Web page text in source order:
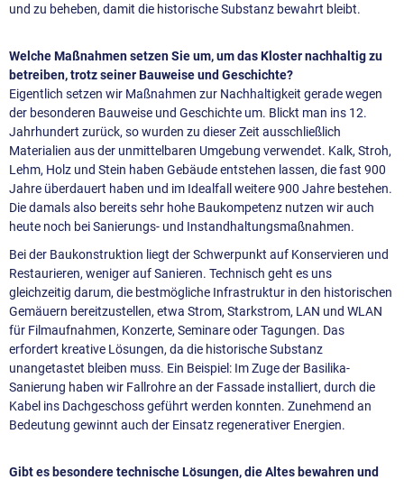
und zu beheben, damit die historische Substanz bewahrt bleibt.
Welche Maßnahmen setzen Sie um, um das Kloster nachhaltig zu
betreiben, trotz seiner Bauweise und Geschichte?
Eigentlich setzen wir Maßnahmen zur Nachhaltigkeit gerade wegen
der besonderen Bauweise und Geschichte um. Blickt man ins 12.
Jahrhundert zurück, so wurden zu dieser Zeit ausschließlich
Materialien aus der unmittelbaren Umgebung verwendet. Kalk, Stroh,
Lehm, Holz und Stein haben Gebäude entstehen lassen, die fast 900
Jahre überdauert haben und im Idealfall weitere 900 Jahre bestehen.
Die damals also bereits sehr hohe Baukompetenz nutzen wir auch
heute noch bei Sanierungs- und Instandhaltungsmaßnahmen.
Bei der Baukonstruktion liegt der Schwerpunkt auf Konservieren und
Restaurieren, weniger auf Sanieren. Technisch geht es uns
gleichzeitig darum, die bestmögliche Infrastruktur in den historischen
Gemäuern bereitzustellen, etwa Strom, Starkstrom, LAN und WLAN
für Filmaufnahmen, Konzerte, Seminare oder Tagungen. Das
erfordert kreative Lösungen, da die historische Substanz
unangetastet bleiben muss. Ein Beispiel: Im Zuge der Basilika-
Sanierung haben wir Fallrohre an der Fassade installiert, durch die
Kabel ins Dachgeschoss geführt werden konnten. Zunehmend an
Bedeutung gewinnt auch der Einsatz regenerativer Energien.
Gibt es besondere technische Lösungen, die Altes bewahren und